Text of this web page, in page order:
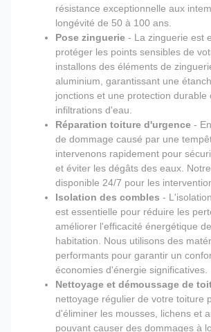
résistance exceptionnelle aux
longévité de 50 à 100 ans.
Pose zinguerie - La zinguerie est
protéger les points sensibles de
installons des éléments de
aluminium, garantissant une
jonctions et une protection durable
infiltrations d'eau.
Réparation toiture d'urgence -
de dommage causé par une
intervenons rapidement pour
et éviter les dégâts des eaux.
disponible 24/7 pour les
Isolation des combles -
est essentielle pour réduire les
améliorer l'efficacité énergétique
habitation. Nous utilisons des
performants pour garantir un
économies d'énergie significatives.
Nettoyage et démoussage de
nettoyage régulier de votre toiture
d'éliminer les mousses, lichens et
pouvant causer des dommages à